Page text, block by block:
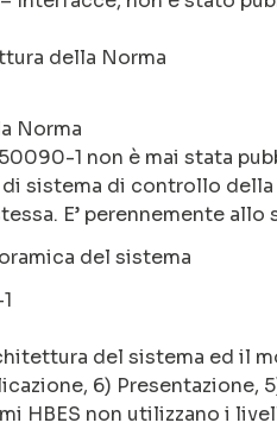
della Norma
Norma
50090-1 non è mai stata
sistema di controllo della
E’ perennemente allo
del sistema
del sistema ed il
6) Presentazione,
HBES non utilizzano i